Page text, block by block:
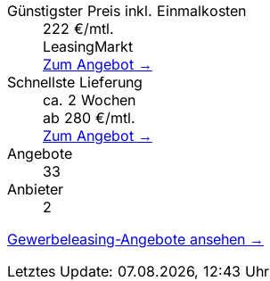
Günstigster Preis inkl. Einmalkosten
222 €/mtl.
LeasingMarkt
Zum Angebot →
Schnellste Lieferung
ca. 2 Wochen
ab 280 €/mtl.
Zum Angebot →
Angebote
33
Anbieter
2
Gewerbeleasing-Angebote ansehen →
Letztes Update: 07.08.2026, 12:43 Uhr